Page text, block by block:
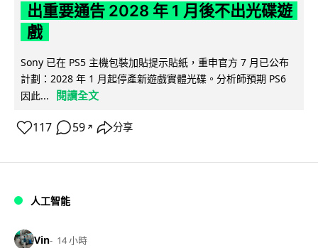
出重要通告 2028 年 1 月後不出光碟遊
戲
Sony 已在 PS5 主機包裝加貼提示貼紙，重申官方 7 月已公布
計劃：2028 年 1 月起停產新遊戲實體光碟。分析師預期 PS6
因此...
閱讀全文
117 59 ↗ 分享
人工智能
Vin 14 小時